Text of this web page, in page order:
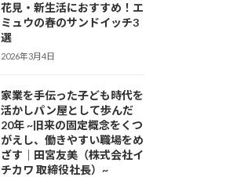
花見・新生活におすすめ！エ
ミュウの春のサンドイッチ3
選
2026年3月4日
家業を手伝った子ども時代を
活かしパン屋として歩んだ
20年 ~旧来の固定概念をくつ
がえし、働きやすい職場をめ
ざす｜田宮友美（株式会社イ
チカワ 取締役社長）~